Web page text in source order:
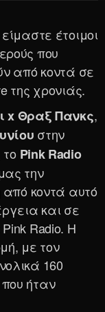
έτοιμοι
που
από κοντά σε
της χρονιάς.
x Θραξ Πανκς,
στην
Pink Radio
την
από κοντά αυτό
και σε
Radio. Η
με τον
160
ήταν